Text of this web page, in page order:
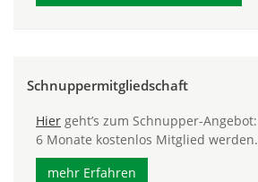
Schnuppermitgliedschaft
Hier geht’s zum Schnupper-Angebot:
6 Monate kostenlos Mitglied werden.
mehr Erfahren